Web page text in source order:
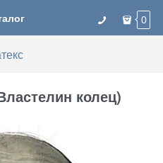
0
колец)